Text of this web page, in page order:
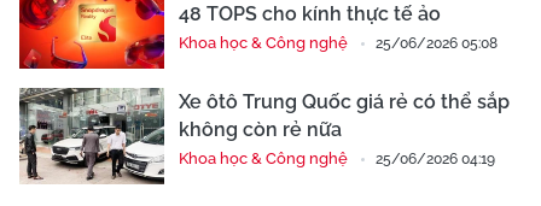
48 TOPS cho kính thực tế ảo
Khoa học & Công nghệ 25/06/2026 05:08
Xe ôtô Trung Quốc giá rẻ có thể sắp
không còn rẻ nữa
Khoa học & Công nghệ 25/06/2026 04:19